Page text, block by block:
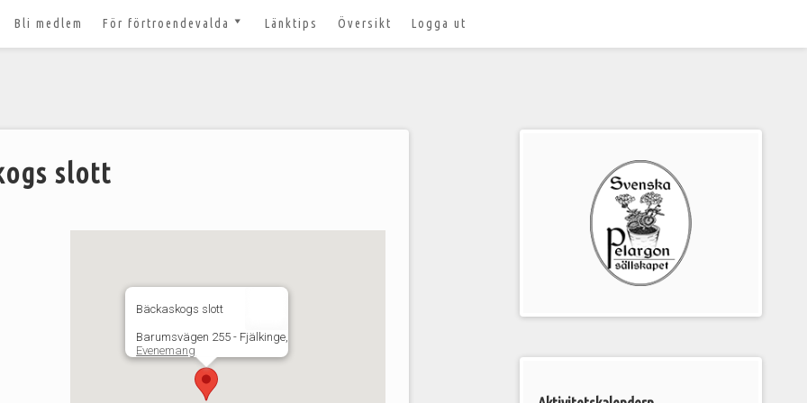
lösenord?
Bli medlem För förtroendevalda Länktips Översikt Logga ut
slott
Bäckaskogs slott
Barumsvägen 255 - Fjälkinge,
Evenemang
Pelargonsällskapets
aktiviteter